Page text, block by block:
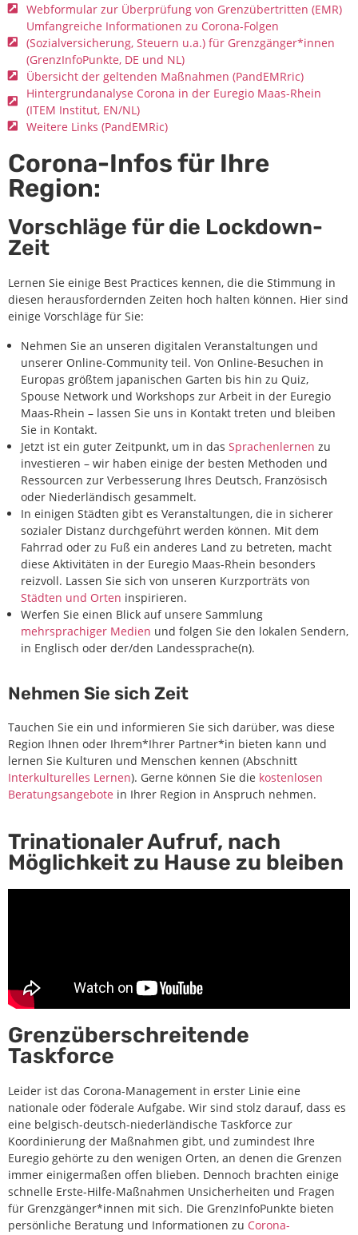
Webformular zur Überprüfung von Grenzübertritten (EMR)
Umfangreiche Informationen zu Corona-Folgen
(Sozialversicherung, Steuern u.a.) für Grenzgänger*innen
(GrenzInfoPunkte, DE und NL)
Übersicht der geltenden Maßnahmen (PandEMRric)
Hintergrundanalyse Corona in der Euregio Maas-Rhein
(ITEM Institut, EN/NL)
Weitere Links (PandEMRic)
Corona-Infos für Ihre
Region:
Vorschläge für die Lockdown-
Zeit
Lernen Sie einige Best Practices kennen, die die Stimmung in
diesen herausfordernden Zeiten hoch halten können. Hier sind
einige Vorschläge für Sie:
Nehmen Sie an unseren digitalen Veranstaltungen und
unserer Online-Community teil. Von Online-Besuchen in
Europas größtem japanischen Garten bis hin zu Quiz,
Spouse Network und Workshops zur Arbeit in der Euregio
Maas-Rhein – lassen Sie uns in Kontakt treten und bleiben
Sie in Kontakt.
Jetzt ist ein guter Zeitpunkt, um in das Sprachenlernen zu
investieren – wir haben einige der besten Methoden und
Ressourcen zur Verbesserung Ihres Deutsch, Französisch
oder Niederländisch gesammelt.
In einigen Städten gibt es Veranstaltungen, die in sicherer
sozialer Distanz durchgeführt werden können. Mit dem
Fahrrad oder zu Fuß ein anderes Land zu betreten, macht
diese Aktivitäten in der Euregio Maas-Rhein besonders
reizvoll. Lassen Sie sich von unseren Kurzporträts von
Städten und Orten inspirieren.
Werfen Sie einen Blick auf unsere Sammlung
mehrsprachiger Medien und folgen Sie den lokalen Sendern,
in Englisch oder der/den Landessprache(n).
Nehmen Sie sich Zeit
Tauchen Sie ein und informieren Sie sich darüber, was diese
Region Ihnen oder Ihrem*Ihrer Partner*in bieten kann und
lernen Sie Kulturen und Menschen kennen (Abschnitt
Interkulturelles Lernen). Gerne können Sie die kostenlosen
Beratungsangebote in Ihrer Region in Anspruch nehmen.
Trinationaler Aufruf, nach
Möglichkeit zu Hause zu bleiben
Grenzüberschreitende
Taskforce
Leider ist das Corona-Management in erster Linie eine
nationale oder föderale Aufgabe. Wir sind stolz darauf, dass es
eine belgisch-deutsch-niederländische Taskforce zur
Koordinierung der Maßnahmen gibt, und zumindest Ihre
Euregio gehörte zu den wenigen Orten, an denen die Grenzen
immer einigermaßen offen blieben. Dennoch brachten einige
schnelle Erste-Hilfe-Maßnahmen Unsicherheiten und Fragen
für Grenzgänger*innen mit sich. Die GrenzInfoPunkte bieten
persönliche Beratung und Informationen zu Corona-